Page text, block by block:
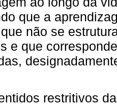
que a
não se
e que
restritivos